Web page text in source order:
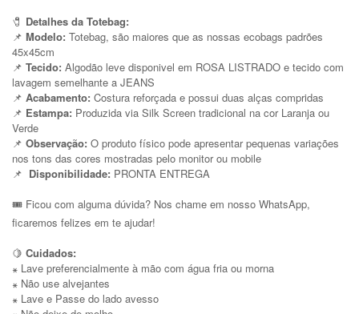
🧷 Detalhes da Totebag:
📌 Modelo: Totebag, são maiores que as nossas ecobags padrões
45x45cm
📌 Tecido: Algodão leve disponivel em ROSA LISTRADO e tecido com
lavagem semelhante a JEANS
📌 Acabamento: Costura reforçada e possui duas alças compridas
📌 Estampa: Produzida via Silk Screen tradicional na cor Laranja ou
Verde
📌 Observação: O produto físico pode apresentar pequenas variações
nos tons das cores mostradas pelo monitor ou mobile
📌 Disponibilidade: PRONTA ENTREGA
🎟️ Ficou com alguma dúvida? Nos chame em nosso WhatsApp,
ficaremos felizes em te ajudar!
🍋 Cuidados:
꘎ Lave preferencialmente à mão com água fria ou morna
꘎ Não use alvejantes
꘎ Lave e Passe do lado avesso